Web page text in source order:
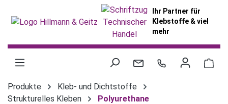
Ihr Partner für
Klebstoffe & viel
mehr
Produkte
Kleb- und Dichtstoffe
Strukturelles Kleben
Polyurethane